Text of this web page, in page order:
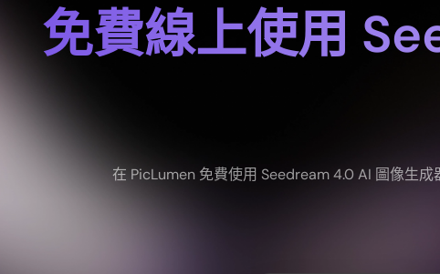
免費線上使用
在 PicLumen 免費使用 Seedream 4.0 AI 圖像生